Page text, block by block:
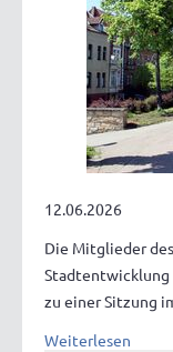
12.06.2026
Die Mitglieder
Stadtentwicklung
zu einer Sitzung
Weiterlesen